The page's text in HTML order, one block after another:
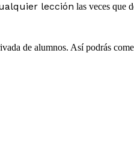
lección las veces que
de alumnos. Así podrás